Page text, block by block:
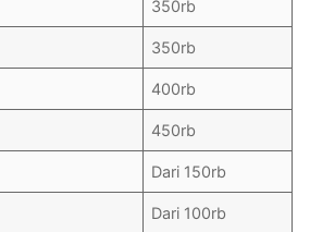
350rb
350rb
400rb
450rb
Dari 150rb
Dari 100rb